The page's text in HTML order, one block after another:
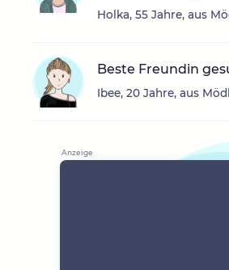
Holka, 55 Jahre, aus
Beste Freundin
Ibee, 20 Jahre, aus